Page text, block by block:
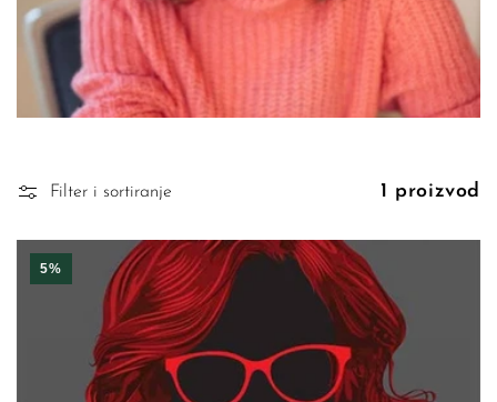
Filter i sortiranje 1 proizvod
5%